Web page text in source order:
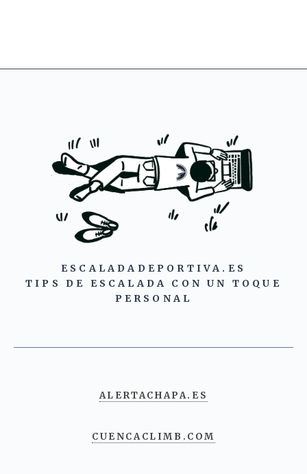
ESCALADADEPORTIVA.ES
TIPS DE ESCALADA CON UN TOQUE
PERSONAL
ALERTACHAPA.ES
CUENCACLIMB.COM